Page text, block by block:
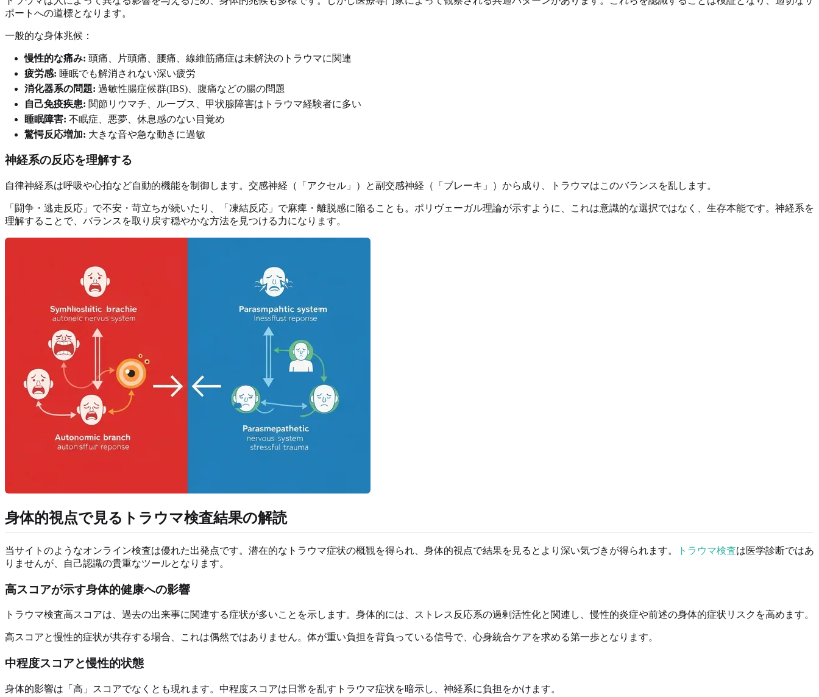
ポートへの道標となります。
一般的な身体兆候：
慢性的な痛み: 頭痛、片頭痛、腰痛、線維筋痛症は未解決のトラウマに関連
疲労感: 睡眠でも解消されない深い疲労
消化器系の問題: 過敏性腸症候群(IBS)、腹痛などの腸の問題
自己免疫疾患: 関節リウマチ、ループス、甲状腺障害はトラウマ経験者に多い
睡眠障害: 不眠症、悪夢、休息感のない目覚め
驚愕反応増加: 大きな音や急な動きに過敏
神経系の反応を理解する
自律神経系は呼吸や心拍など自動的機能を制御します。交感神経（「アクセル」）と副交感神経（「ブレーキ」）から成り、トラウマはこのバランスを乱します。
「闘争・逃走反応」で不安・苛立ちが続いたり、「凍結反応」で麻痺・離脱感に陥ることも。ポリヴェーガル理論が示すように、これは意識的な選択ではなく、生存本能です。神経系を
理解することで、バランスを取り戻す穏やかな方法を見つける力になります。
身体的視点で見るトラウマ検査結果の解読
当サイトのようなオンライン検査は優れた出発点です。潜在的なトラウマ症状の概観を得られ、身体的視点で結果を見るとより深い気づきが得られます。 トラウマ検査は医学診断ではあ
りませんが、自己認識の貴重なツールとなります。
高スコアが示す身体的健康への影響
トラウマ検査高スコアは、過去の出来事に関連する症状が多いことを示します。身体的には、ストレス反応系の過剰活性化と関連し、慢性的炎症や前述の身体的症状リスクを高めます。
高スコアと慢性的症状が共存する場合、これは偶然ではありません。体が重い負担を背負っている信号で、心身統合ケアを求める第一歩となります。
中程度スコアと慢性的状態
身体的影響は「高」スコアでなくとも現れます。中程度スコアは日常を乱すトラウマ症状を暗示し、神経系に負担をかけます。